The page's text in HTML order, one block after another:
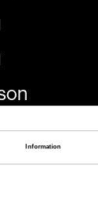
Information
eller